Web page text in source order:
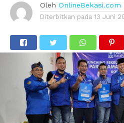
Oleh OnlineBekasi.com
Diterbitkan pada 13 Juni